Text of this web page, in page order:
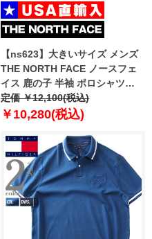
【ns623】大きいサイズ メンズ
THE NORTH FACE ノースフェ
イス 鹿の子 半袖 ポロシャツ
ESS RG POLO USA直輸入
nf0a8c1p-2el
定価 ￥12,100(税込)
￥10,280(税込)